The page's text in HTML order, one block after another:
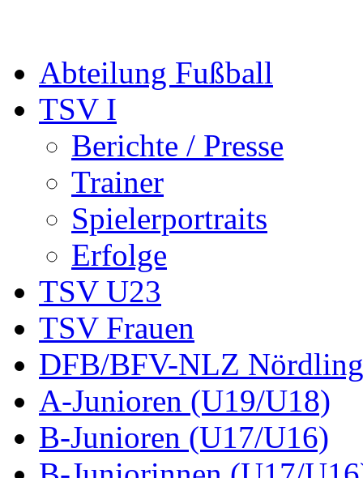
Abteilung Fußball
TSV I
Berichte / Presse
Trainer
Spielerportraits
Erfolge
TSV U23
TSV Frauen
DFB/BFV-NLZ
A-Junioren (U19/U18)
B-Junioren (U17/U16)